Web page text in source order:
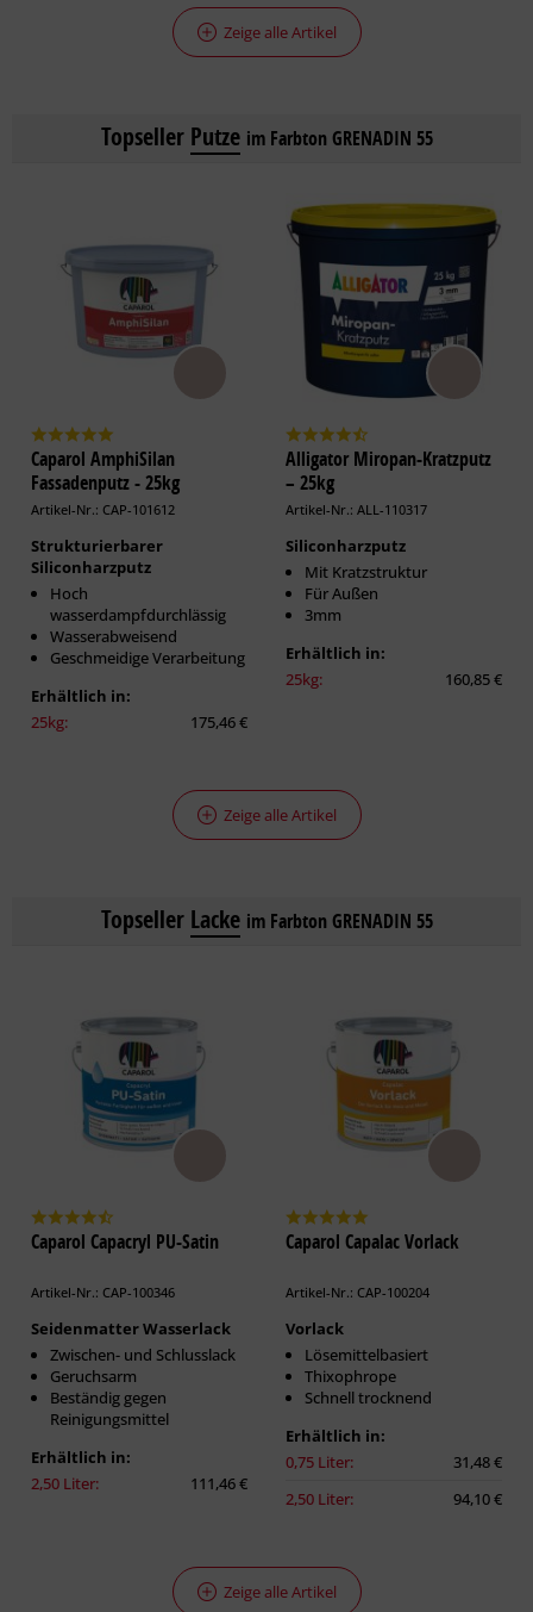
Zeige alle Artikel
Topseller Putze im Farbton GRENADIN 55
Caparol AmphiSilan
Fassadenputz - 25kg
Artikel-Nr.: CAP-101612
Strukturierbarer
Siliconharzputz
Hoch
wasserdampfdurchlässig
Wasserabweisend
Geschmeidige Verarbeitung
Erhältlich in:
25kg:
175,46 €
Alligator Miropan-Kratzputz
– 25kg
Artikel-Nr.: ALL-110317
Siliconharzputz
Mit Kratzstruktur
Für Außen
3mm
Erhältlich in:
25kg:
160,85 €
Zeige alle Artikel
Topseller Lacke im Farbton GRENADIN 55
Caparol Capacryl PU-Satin
Artikel-Nr.: CAP-100346
Seidenmatter Wasserlack
Zwischen- und Schlusslack
Geruchsarm
Beständig gegen
Reinigungsmittel
Erhältlich in:
2,50 Liter:
111,46 €
Caparol Capalac Vorlack
Artikel-Nr.: CAP-100204
Vorlack
Lösemittelbasiert
Thixophrope
Schnell trocknend
Erhältlich in:
0,75 Liter:
31,48 €
2,50 Liter:
94,10 €
Zeige alle Artikel